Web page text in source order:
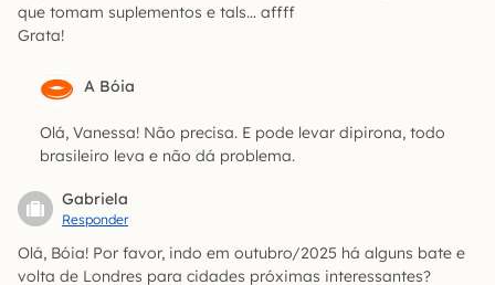
que tomam suplementos e tals… affff
Grata!
A Bóia
Olá, Vanessa! Não precisa. E pode levar dipirona, todo
brasileiro leva e não dá problema.
Gabriela
Responder
Olá, Bóia! Por favor, indo em outubro/2025 há alguns bate e
volta de Londres para cidades próximas interessantes?